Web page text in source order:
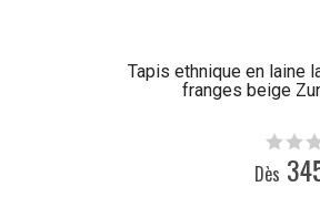
Tapis ethnique en laine
franges beige
Dès